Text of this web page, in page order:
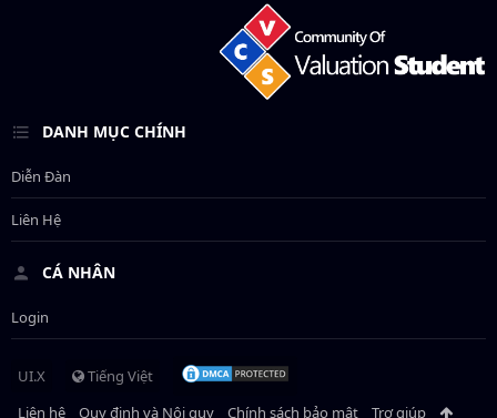
DANH MỤC CHÍNH
Diễn Đàn
Liên Hệ
CÁ NHÂN
Login
UI.X
Tiếng Việt
Liên hệ
Quy định và Nội quy Chính sách bảo mật Trợ giúp